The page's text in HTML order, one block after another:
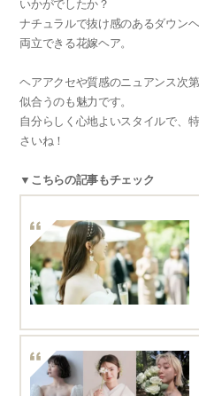
いかがでしたか？
ナチュラルで抜け感のあるダウン
両立できる花嫁ヘア。
ヘアアクセや質感のニュアンス次
似合うのも魅力です。
自分らしく心地よいスタイルで、
さいね！
▼こちらの記事もチェック